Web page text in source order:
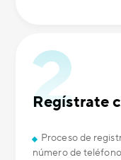
Regístrate
Proceso de
número de teléfono